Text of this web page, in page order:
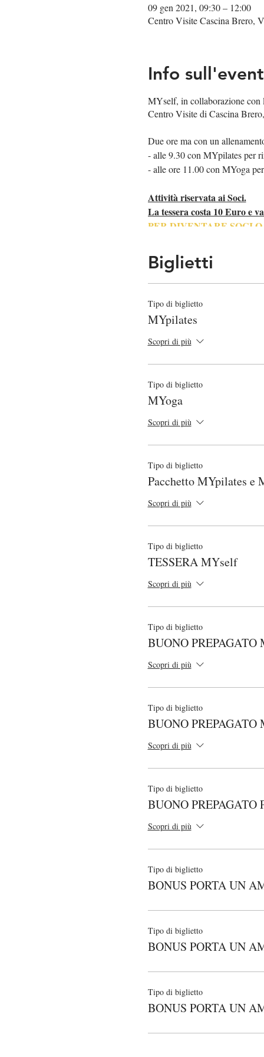
09 gen 2021, 09:30 – 12:00
Centro Visite Cascina Brero,
Info
MYself, in collaborazione con
Centro Visite di Cascina
Due ore ma con un
- alle 9.30 con MYpilates per
- alle ore 11.00 con MYoga
Attività riservata ai Soci.
La tessera costa 10 Euro e
PER DIVENTARE SOCI
SE NON SIETE SOCI
CONTRIBUTO PER
- È possibile svolgere
PORTARE:
abbigliamento comodo,
Le lezioni si attiveranno con
regolamento sicurezza anti
temperatura corporea e di non
- SCEGLIERE "PAYPAL"
- SCEGLIERE
(TROVERETE IBAN
ANNULLAMENTI E
- IN CASO DI MAL TEMPO
- L'attività è soggetta a un
In caso annullamento da
- Se non potete venire alla
fino al giovedì prima della
Biglietti
Tipo di biglietto
MYpilates
Scopri di più
Tipo di biglietto
MYoga
Scopri di più
Tipo di biglietto
Pacchetto MYpilates e
Scopri di più
Tipo di biglietto
TESSERA MYself
Scopri di più
Tipo di biglietto
BUONO PREPAGATO
Scopri di più
Tipo di biglietto
BUONO PREPAGATO
Scopri di più
Tipo di biglietto
BUONO PREPAGATO
Scopri di più
Tipo di biglietto
BONUS PORTA UN
Tipo di biglietto
BONUS PORTA UN
Tipo di biglietto
BONUS PORTA UN